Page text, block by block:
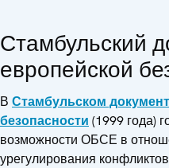
Стамбульский
европейской
В Стамбульском
безопасности (1999 года)
возможности ОБСЕ в
урегулирования